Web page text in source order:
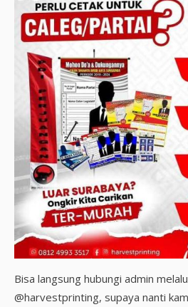
Bisa langsung hubungi admin
@harvestprinting, supaya nanti